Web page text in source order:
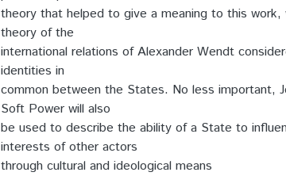
theory that helped to give a meaning to this
theory of the
international relations of Alexander Wendt
identities in
common between the States. No less important,
Soft Power will also
be used to describe the ability of a State to
interests of other actors
through cultural and ideological means